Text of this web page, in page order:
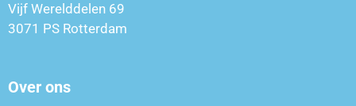
Vijf Werelddelen 69
3071 PS Rotterdam
Over ons